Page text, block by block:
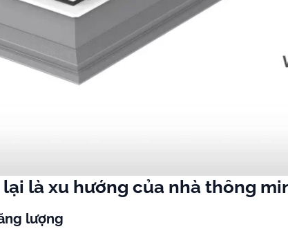
là xu hướng của nhà thông
lượng